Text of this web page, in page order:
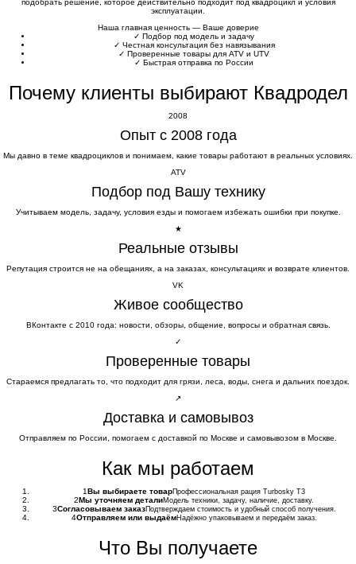
подобрать решение, которое действительно подходит под квадроцикл и условия
эксплуатации.
Наша главная ценность — Ваше доверие
✓ Подбор под модель и задачу
✓ Честная консультация без навязывания
✓ Проверенные товары для ATV и UTV
✓ Быстрая отправка по России
Почему клиенты выбирают Квадродел
2008
Опыт с 2008 года
Мы давно в теме квадроциклов и понимаем, какие товары работают в реальных условиях.
ATV
Подбор под Вашу технику
Учитываем модель, задачу, условия езды и помогаем избежать ошибки при покупке.
★
Реальные отзывы
Репутация строится не на обещаниях, а на заказах, консультациях и возврате клиентов.
VK
Живое сообщество
ВКонтакте с 2010 года: новости, обзоры, общение, вопросы и обратная связь.
✓
Проверенные товары
Стараемся предлагать то, что подходит для грязи, леса, воды, снега и дальних поездок.
↗
Доставка и самовывоз
Отправляем по России, помогаем с доставкой по Москве и самовывозом в Москве.
Как мы работаем
1 Вы выбираете товарПрофессиональная рация Turbosky T3
2 Мы уточняем деталиМодель техники, задачу, наличие, доставку.
3Согласовываем заказПодтверждаем стоимость и удобный способ получения.
4Отправляем или выдаёмНадёжно упаковываем и передаём заказ.
Что Вы получаете